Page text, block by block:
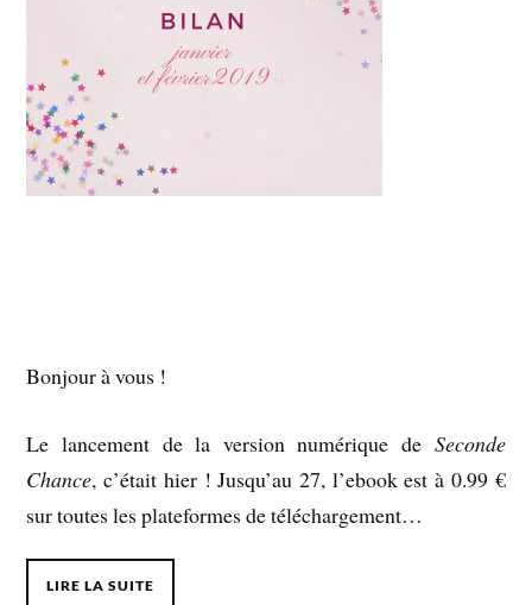
Bonjour à vous !
Le lancement de la version numérique de Seconde
Chance, c’était hier ! Jusqu’au 27, l’ebook est à 0.99 €
sur toutes les plateformes de téléchargement…
LIRE LA SUITE